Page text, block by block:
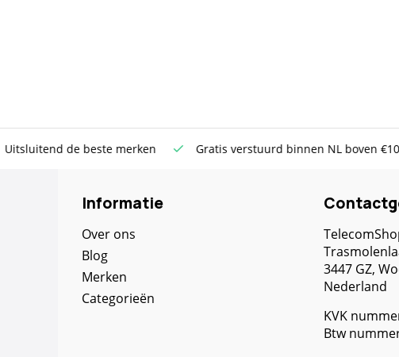
de beste merken Gratis verstuurd binnen NL boven €100
Informatie
Over ons
Blog
Merken
Categorieën
3447 GZ,
Nederland
KVK
Btw